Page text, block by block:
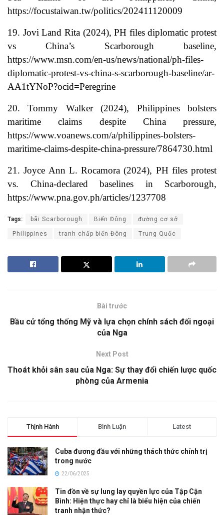
https://focustaiwan.tw/politics/202411120009
19. Jovi Land Rita (2024), PH files diplomatic protest
vs China’s Scarborough baseline,
https://www.msn.com/en-us/news/national/ph-files-
diplomatic-protest-vs-china-s-scarborough-baseline/ar-
AA1tYNoP?ocid=Peregrine
20. Tommy Walker (2024), Philippines bolsters
maritime claims despite China pressure,
https://www.voanews.com/a/philippines-bolsters-
maritime-claims-despite-china-pressure/7864730.html
21. Joyce Ann L. Rocamora (2024), PH files protest
vs. China-declared baselines in Scarborough,
https://www.pna.gov.ph/articles/1237708
Tags: bãi Scarborough Biển Đông đường cơ sở
Philippines tranh chấp biển Đông Trung Quốc
Bài trước
Bầu cử tổng thống Mỹ và lựa chọn chính sách đối ngoại
của Nga
Next Post
Thoát khỏi sân sau của Nga: Sự thay đổi chiến lược quốc
phòng của Armenia
Thịnh Hành Bình Luận Latest
Cuba đương đầu với những thách thức chính trị
trong nước
22/06/2025
Tin đồn về sự lung lay quyền lực của Tập Cận
Bình: Hiện thực hay chỉ là biểu hiện của chiến
tranh nhận thức?